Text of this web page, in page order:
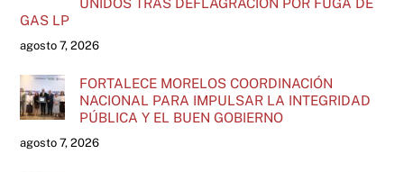
UNIDOS TRAS DEFLAGRACIÓN POR FUGA DE
GAS LP
agosto 7, 2026
FORTALECE MORELOS COORDINACIÓN
NACIONAL PARA IMPULSAR LA INTEGRIDAD
PÚBLICA Y EL BUEN GOBIERNO
agosto 7, 2026